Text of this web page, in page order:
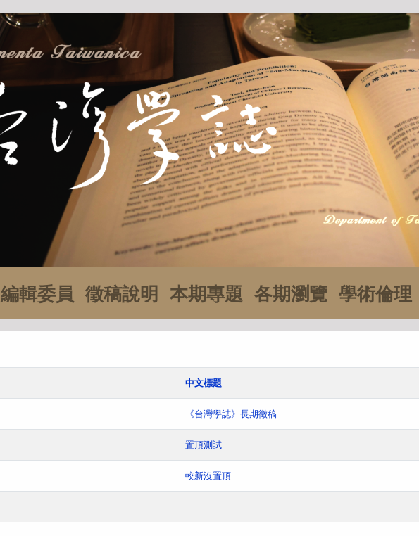
編輯委員 徵稿說明 本期專題 各期瀏覽 學術倫理
中文標題
《台灣學誌》長期徵稿
置頂測試
較新沒置頂